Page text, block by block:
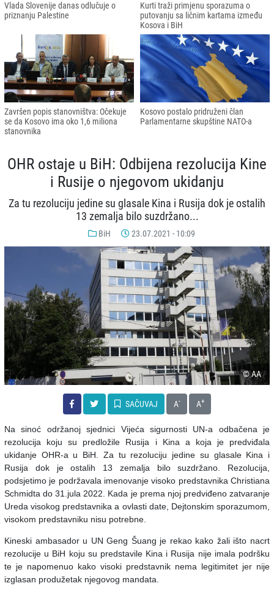
Vlada Slovenije danas odlučuje o
priznanju Palestine
Kurti traži primjenu sporazuma o
putovanju sa ličnim kartama između
Kosova i BiH
Završen popis stanovništva: Očekuje
se da Kosovo ima oko 1,6 miliona
stanovnika
Kosovo postalo pridruženi član
Parlamentarne skupštine NATO-a
OHR ostaje u BiH: Odbijena rezolucija Kine
i Rusije o njegovom ukidanju
Za tu rezoluciju jedine su glasale Kina i Rusija dok je ostalih
13 zemalja bilo suzdržano...
BiH 23.07.2021 - 10:09
© AA
SAČUVAJ A- A+
Na sinoć održanoj sjednici Vijeća sigurnosti UN-a odbačena je
rezolucija koju su predložile Rusija i Kina a koja je predviđala
ukidanje OHR-a u BiH. Za tu rezoluciju jedine su glasale Kina i
Rusija dok je ostalih 13 zemalja bilo suzdržano. Rezolucija,
podsjetimo je podržavala imenovanje visoko predstavnika Christiana
Schmidta do 31.jula 2022. Kada je prema njoj predviđeno zatvaranje
Ureda visokog predstavnika a ovlasti date, Dejtonskim sporazumom,
visokom predstavniku nisu potrebne.
Kineski ambasador u UN Geng Šuang je rekao kako žali išto nacrt
rezolucije u BiH koju su predstavile Kina i Rusija nije imala podršku
te je napomenuo kako visoki predstavnik nema legitimitet jer nije
izglasan produžetak njegovog mandata.